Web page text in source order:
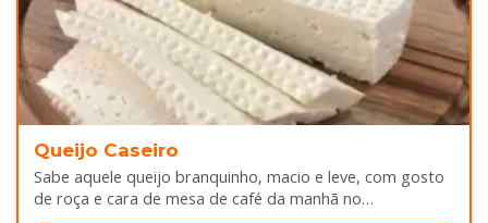
Queijo Caseiro
Sabe aquele queijo branquinho, macio e leve, com gosto
de roça e cara de mesa de café da manhã no…